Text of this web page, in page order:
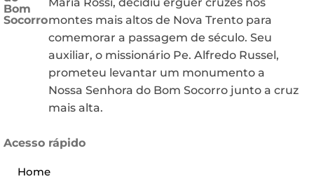
Bom
Socorro
Maria Rossi, decidiu erguer cruzes nos
montes mais altos de Nova Trento para
comemorar a passagem de século. Seu
auxiliar, o missionário Pe. Alfredo Russel,
prometeu levantar um monumento a
Nossa Senhora do Bom Socorro junto a cruz
mais alta.
Acesso rápido
Home